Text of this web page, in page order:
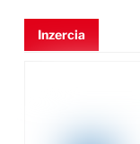
Inzercia